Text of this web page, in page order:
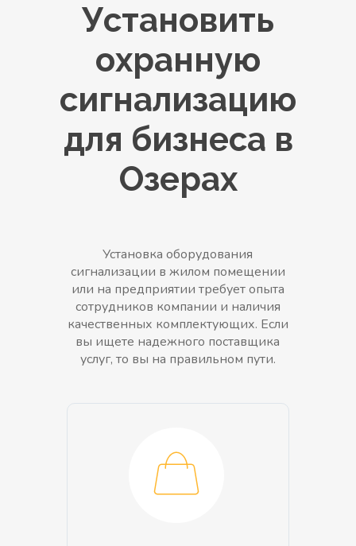
Установить
охранную
сигнализацию
для бизнеса в
Озерах
Установка оборудования
сигнализации в жилом помещении
или на предприятии требует опыта
сотрудников компании и наличия
качественных комплектующих. Если
вы ищете надежного поставщика
услуг, то вы на правильном пути.